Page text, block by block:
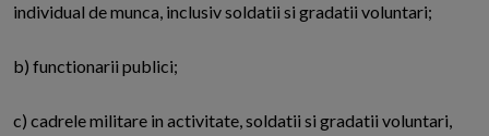
individual de munca, inclusiv soldatii si gradatii voluntari;
b) functionarii publici;
c) cadrele militare in activitate, soldatii si gradatii voluntari,